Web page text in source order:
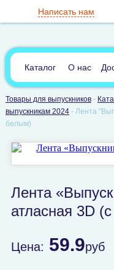
8(812)385-66-
8(905) 700-70-
По России звонок
бесплатный
(круглосуточно)
Написать нам
В сравнении:0
Каталог О нас
Товары для выпускников-
выпускникам 2024- Лента
белым)
Лента
атласная 3D
Цена: 59.9руб